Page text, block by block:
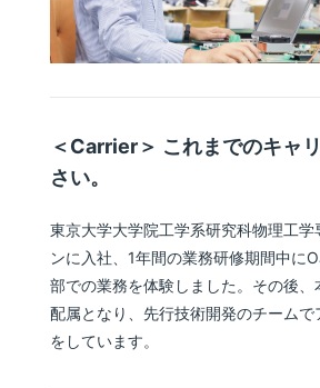
＜Carrier＞ これまでのキャ
さい。
東京大学大学院工学系研究科物理工学
ンに入社、1年間の業務研修期間中に
部での業務を体験しました。その後、
配属となり、先行技術開発のチーム
をしています。